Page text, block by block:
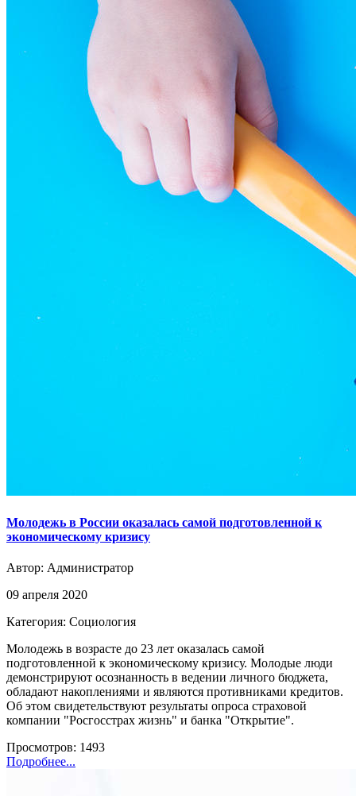
Молодежь в России оказалась самой подготовленной к
экономическому кризису
Автор: Администратор
09 апреля 2020
Категория: Социология
Молодежь в возрасте до 23 лет оказалась самой
подготовленной к экономическому кризису. Молодые люди
демонстрируют осознанность в ведении личного бюджета,
обладают накоплениями и являются противниками кредитов.
Об этом свидетельствуют результаты опроса страховой
компании "Росгосстрах жизнь" и банка "Открытие".
Просмотров: 1493
Подробнее...